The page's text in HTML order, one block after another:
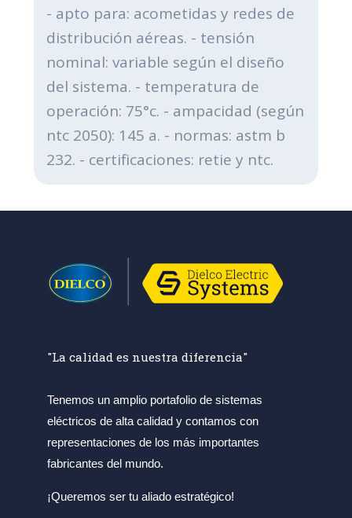
- apto para: acometidas y redes de
distribución aéreas. - tensión
nominal: variable según el diseño
del sistema. - temperatura de
operación: 75°c. - ampacidad (según
ntc 2050): 145 a. - normas: astm b
232. - certificaciones: retie y ntc.
"La calidad es nuestra diferencia"
Tenemos un amplio portafolio de sistemas
eléctricos de alta calidad y contamos con
representaciones de los más importantes
fabricantes del mundo.
¡Queremos ser tu aliado estratégico!